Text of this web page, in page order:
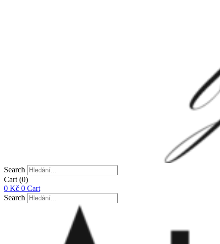
Search
Cart (0)
0 Kč 0 Cart
Search